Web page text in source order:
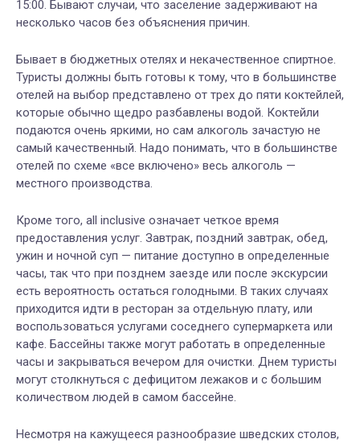
15:00. Бывают случаи, что заселение задерживают на
несколько часов без объяснения причин.
Бывает в бюджетных отелях и некачественное спиртное.
Туристы должны быть готовы к тому, что в большинстве
отелей на выбор представлено от трех до пяти коктейлей,
которые обычно щедро разбавлены водой. Коктейли
подаются очень яркими, но сам алкоголь зачастую не
самый качественный. Надо понимать, что в большинстве
отелей по схеме «все включено» весь алкоголь —
местного производства.
Кроме того, all inclusive означает четкое время
предоставления услуг. Завтрак, поздний завтрак, обед,
ужин и ночной суп — питание доступно в определенные
часы, так что при позднем заезде или после экскурсии
есть вероятность остаться голодными. В таких случаях
приходится идти в ресторан за отдельную плату, или
воспользоваться услугами соседнего супермаркета или
кафе. Бассейны также могут работать в определенные
часы и закрываться вечером для очистки. Днем туристы
могут столкнуться с дефицитом лежаков и с большим
количеством людей в самом бассейне.
Несмотря на кажущееся разнообразие шведских столов,